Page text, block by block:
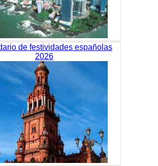
de festividades españolas
2026